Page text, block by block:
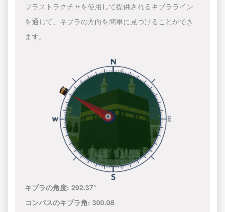
フラストラクチャを使用して提供されるキブラライン
を通じて、キブラの方向を簡単に見つけることができ
ます。
キブラの角度:292.37°
コンパスのキブラ角:300.08